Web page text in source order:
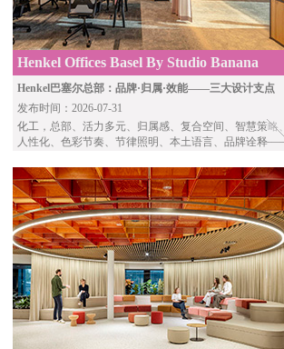
Henkel Offices Basel By Studio Banana
Henkel巴塞尔总部：品牌·归属·效能——三大设计支点
发布时间：2026-07-31
化工 ，总部、活力多元、归属感、复合空间、智慧策略、
人性化、色彩节奏、节律照明、本土语言、品牌诠释